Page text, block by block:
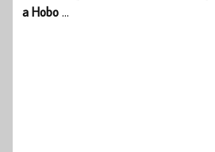
a Hobo …